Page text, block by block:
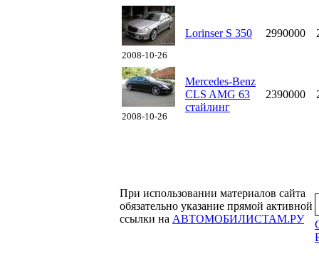
2008-10-26
Lorinser S 350 2990000
2008-10-26
Mercedes-Benz
CLS AMG 63
стайлинг
2390000
При использовании материалов сайта
обязательно указание прямой активной
ссылки на АВТОМОБИЛИСТАМ.РУ